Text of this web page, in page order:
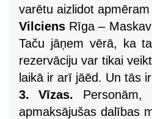
varētu aizlidot
Vilciens Rīga –
Taču jāņem vērā, ka
rezervāciju var tikai
laikā ir arī jāēd. Un tās
3. Vīzas. Personām,
apmaksājušas dalības